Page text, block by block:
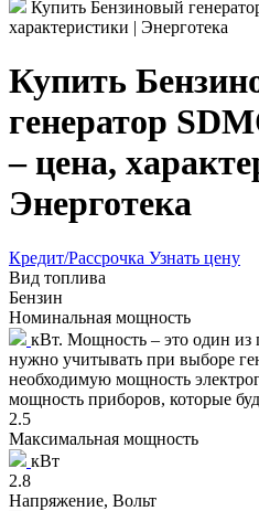
Купить Бензиновый
характеристики | Энерготека
Купить
генератор
– цена,
Энерготека
Кредит/Рассрочка Узнать цену
Вид топлива
Бензин
Номинальная мощность
кВт. Мощность – это один из
нужно учитывать при выборе
необходимую мощность
мощность приборов, которые
2.5
Максимальная мощность
кВт
2.8
Напряжение, Вольт